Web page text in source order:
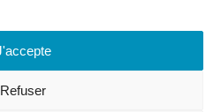
Refuser